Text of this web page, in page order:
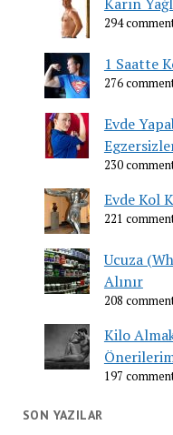
294
1 Saatte
276
Evde
230
Evde Kol
221
Ucuza
Alınır
208
Kilo
197
SON YAZILAR